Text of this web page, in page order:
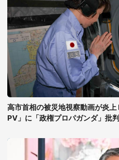
高市首相の被災地視察動画が炎
PV」に「政権プロパガンダ」批判